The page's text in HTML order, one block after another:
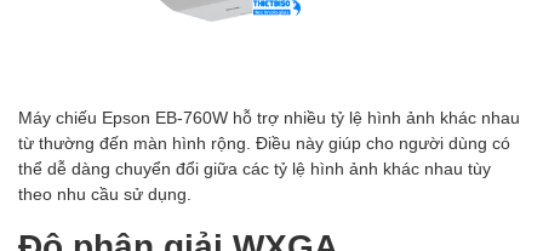
Máy chiếu Epson EB-760W hỗ trợ nhiều tỷ lệ hình ảnh khác nhau
từ thường đến màn hình rộng. Điều này giúp cho người dùng có
thể dễ dàng chuyển đổi giữa các tỷ lệ hình ảnh khác nhau tùy
theo nhu cầu sử dụng.